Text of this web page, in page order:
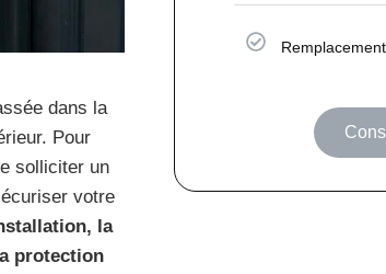
dans la
Pour
solliciter un
votre
la
protection